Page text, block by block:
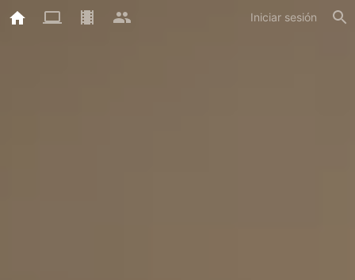
Iniciar sesión